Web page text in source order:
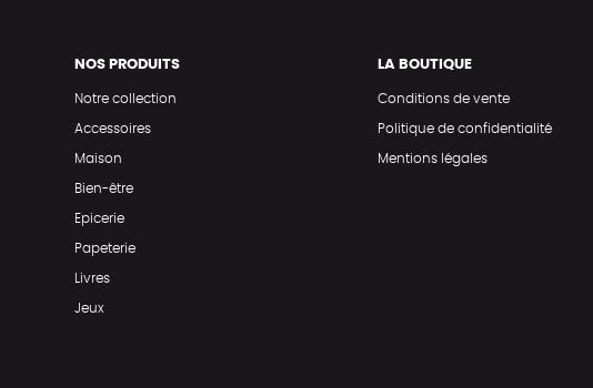
NOS PRODUITS
Notre collection
Accessoires
Maison
Bien-être
Epicerie
Papeterie
Livres
Jeux
LA BOUTIQUE
Conditions de vente
Politique de confidentialité
Mentions légales